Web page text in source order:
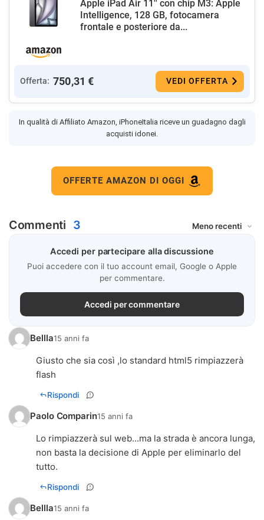
Apple iPad Air 11'' con chip M3: Apple
Intelligence, 128 GB, fotocamera
frontale e posteriore da...
Offerta: 750,31 € VEDI OFFERTA
In qualità di Affiliato Amazon, iPhoneItalia riceve un guadagno dagli
acquisti idonei.
OFFERTE AMAZON DI OGGI
Commenti 3
Accedi per partecipare alla discussione
Puoi accedere con il tuo account email, Google o Apple
per commentare.
Accedi per commentare
Bellla15 anni fa
Giusto che sia così ,lo standard html5 rimpiazzerà
flash
Rispondi
Paolo Comparin15 anni fa
Lo rimpiazzerà sul web...ma la strada è ancora lunga,
non basta la decisione di Apple per eliminarlo del
tutto.
Rispondi
Bellla15 anni fa